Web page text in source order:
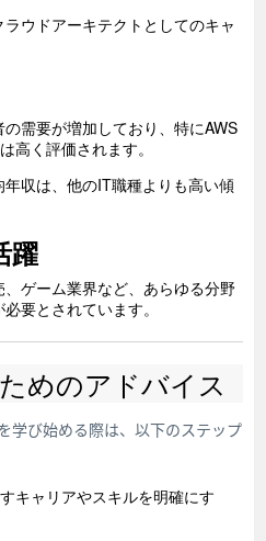
ウドアーキテクトとしてのキャ
需要が増加しており、特にAWS
高く評価されます。
収は、他のIT職種よりも高い傾
躍
ゲーム業界など、あらゆる分野
要とされています。
めのアドバイス
学び始める際は、以下のステップ
キャリアやスキルを明確にす